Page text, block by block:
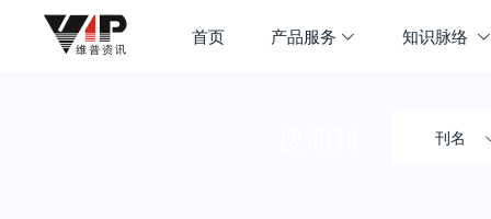
首页 产品服务 知识脉络
刊名